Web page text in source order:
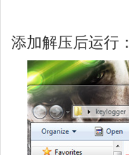
添加解压后运行：